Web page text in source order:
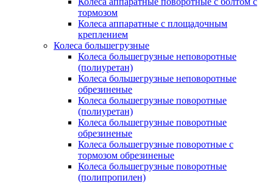
тормозом
Колеса аппаратные с площадочным
креплением
Колеса большегрузные
Колеса большегрузные неповоротные
(полиуретан)
Колеса большегрузные неповоротные
обрезиненые
Колеса большегрузные поворотные
(полиуретан)
Колеса большегрузные поворотные
обрезиненые
Колеса большегрузные поворотные с
тормозом обрезиненые
Колеса большегрузные поворотные
(полипропилен)